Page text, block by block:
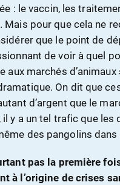
: le vaccin, les
Mais pour que cela ne
que le point de
de voir à quel
aux marchés
On dit que
d’argent que le
il y a un tel trafic que les
des pangolins
pas la première
à l’origine de crises